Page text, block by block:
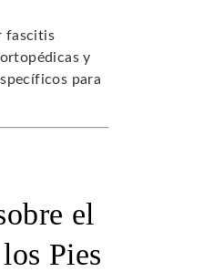
fascitis
y
para
el
Pies